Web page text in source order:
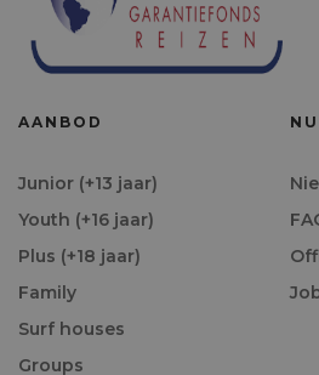
AANBOD
Junior (+13 jaar)
Youth (+16 jaar)
Plus (+18 jaar)
Family
Surf houses
Groups